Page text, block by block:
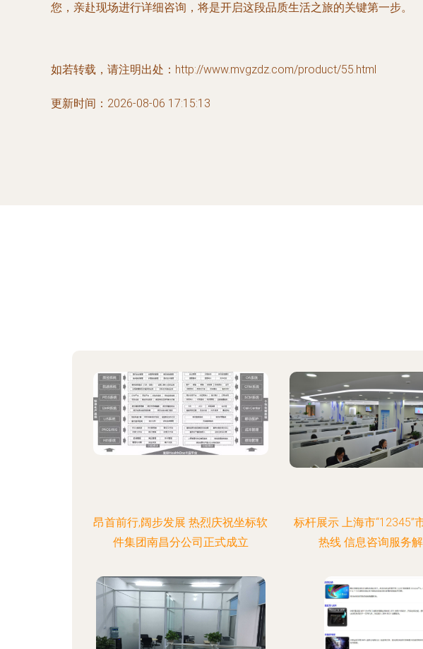
您，亲赴现场进行详细咨询，将是开启这段品质生活之旅的关键第一步。
如若转载，请注明出处：http://www.mvgzdz.com/product/55.html
更新时间：2026-08-06 17:15:13
昂首前行,阔步发展 热烈庆祝坐标软
件集团南昌分公司正式成立
标杆展示 上海市“12345”
热线 信息咨询服务